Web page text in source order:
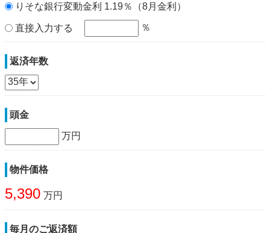
りそな銀行変動金利 1.19％（8月金利）
直接入力する ％
返済年数
頭金
万円
物件価格
5,390 万円
毎月のご返済額